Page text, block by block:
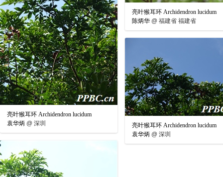
亮叶猴耳环 Archidendron lucidum
陈炳华 @ 福建省 福建省
亮叶猴耳环 Archidendron lucidum
袁华炳 @ 深圳
亮叶猴耳环 Archidendron lucidum
袁华炳 @ 深圳